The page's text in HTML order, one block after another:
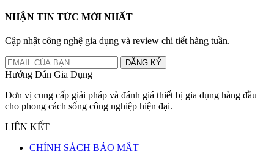
NHẬN TIN TỨC MỚI NHẤT
Cập nhật công nghệ gia dụng và review chi tiết hàng tuần.
ĐĂNG KÝ
Hướng Dẫn Gia Dụng
Đơn vị cung cấp giải pháp và đánh giá thiết bị gia dụng hàng đầu
cho phong cách sống công nghiệp hiện đại.
LIÊN KẾT
CHÍNH SÁCH BẢO MẬT